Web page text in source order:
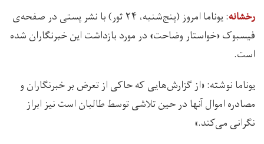
رخشانه
: یوناما امروز (پنج‌شنبه، ۲۴ ثور) با نشر پستی در صفحه‌ی
فیسبوک «خواستار وضاحت» در مورد بازداشت این خبرنگاران شده
است.
یوناما نوشته: «از گزارش‌هایی که حاکی از تعرض بر خبرنگاران و
مصادره اموال آنها در حین تلاشی توسط طالبان است نیز ابراز
نگرانی می‌کند.»